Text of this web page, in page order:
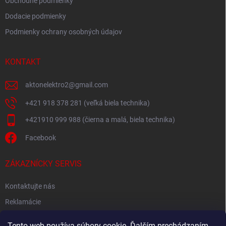
Dodacie podmienky
Podmienky ochrany osobných údajov
KONTAKT
aktonelektro2@gmail.com
+421 918 378 281 (veľká biela technika)
+421910 999 988 (čierna a malá, biela technika)
Facebook
ZÁKAZNÍCKY SERVIS
Kontaktujte nás
Reklamácie